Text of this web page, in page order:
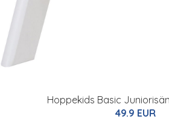
Hoppekids Basic
49.9 EUR